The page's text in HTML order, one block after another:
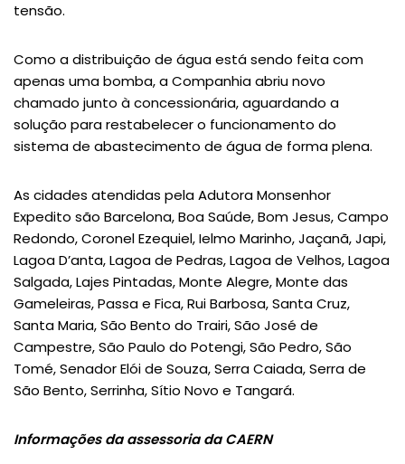
tensão.
Como a distribuição de água está sendo feita com
apenas uma bomba, a Companhia abriu novo
chamado junto à concessionária, aguardando a
solução para restabelecer o funcionamento do
sistema de abastecimento de água de forma plena.
As cidades atendidas pela Adutora Monsenhor
Expedito são Barcelona, Boa Saúde, Bom Jesus, Campo
Redondo, Coronel Ezequiel, Ielmo Marinho, Jaçanã, Japi,
Lagoa D’anta, Lagoa de Pedras, Lagoa de Velhos, Lagoa
Salgada, Lajes Pintadas, Monte Alegre, Monte das
Gameleiras, Passa e Fica, Rui Barbosa, Santa Cruz,
Santa Maria, São Bento do Trairi, São José de
Campestre, São Paulo do Potengi, São Pedro, São
Tomé, Senador Elói de Souza, Serra Caiada, Serra de
São Bento, Serrinha, Sítio Novo e Tangará.
Informações da assessoria da CAERN